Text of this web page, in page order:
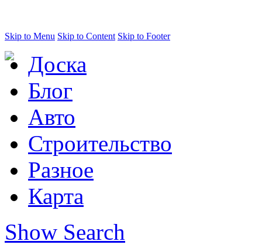
Skip to Menu Skip to Content Skip to Footer
Доска
Блог
Авто
Строительство
Разное
Карта
Show Search